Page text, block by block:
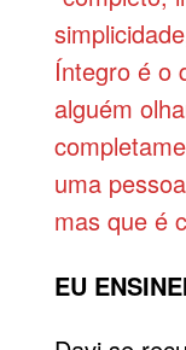
Íntegro é o
alguém
uma
mas que é
EU